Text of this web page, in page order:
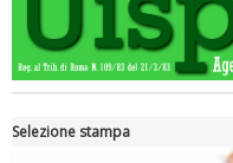
Luglio 2026: "Pensando
Selezione stampa